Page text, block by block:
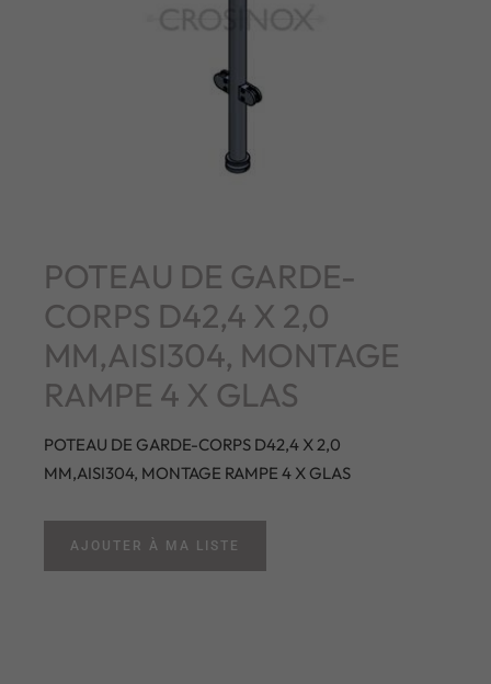
POTEAU DE GARDE-
CORPS D42,4 X 2,0
MM,AISI304, MONTAGE
RAMPE 4 X GLAS
POTEAU DE GARDE-CORPS D42,4 X 2,0
MM,AISI304, MONTAGE RAMPE 4 X GLAS
AJOUTER À MA LISTE